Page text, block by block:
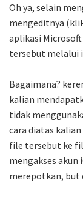
Oh ya, selain
mengeditnya
aplikasi
tersebut melalui
Bagaimana?
kalian
tidak
cara diatas
file tersebut ke
mengakses akun
merepotkan, but